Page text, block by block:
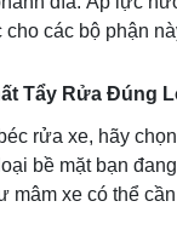
cho các bộ phận
Tẩy Rửa Đúng
rửa xe, hãy
bề mặt bạn
mâm xe có thể